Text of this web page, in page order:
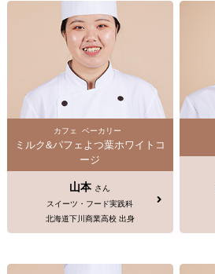
カフェ ベーカリー
ミルク&パフェよつ葉ホワイトコ
ージ
山本 さん
スイーツ・フード実践科
北海道下川商業高校 出身